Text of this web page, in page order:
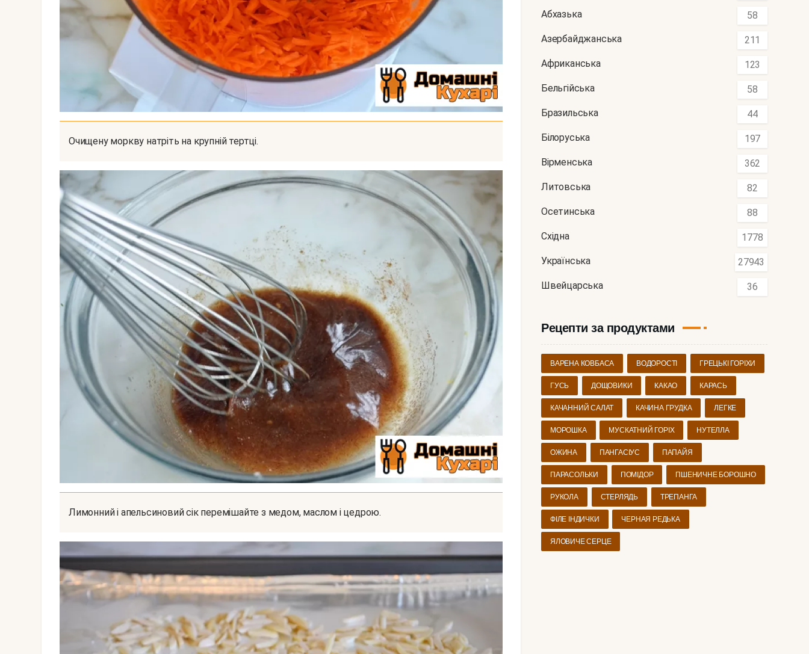
Очищену моркву натріть на крупній тертці.
Лимонний і апельсиновий сік перемішайте з медом, маслом і цедрою.
Абхазька 58
Азербайджанська 211
Африканська 123
Бельгійська 58
Бразильська 44
Білоруська 197
Вірменська 362
Литовська 82
Осетинська 88
Східна 1778
Українська 27943
Швейцарська 36
Рецепти за продуктами
ВАРЕНА КОВБАСА ВОДОРОСТІ ГРЕЦЬКІ ГОРІХИ
ГУСЬ ДОЩОВИКИ КАКАО КАРАСЬ
КАЧАННИЙ САЛАТ КАЧИНА ГРУДКА ЛЕГКЕ
МОРОШКА МУСКАТНИЙ ГОРІХ НУТЕЛЛА
ОЖИНА ПАНГАСІУС ПАПАЙЯ
ПАРАСОЛЬКИ ПОМІДОР ПШЕНИЧНЕ БОРОШНО
РУКОЛА СТЕРЛЯДЬ ТРЕПАНГА
ФІЛЕ ІНДИЧКИ ЧЕРНАЯ РЕДЬКА
ЯЛОВИЧЕ СЕРЦЕ